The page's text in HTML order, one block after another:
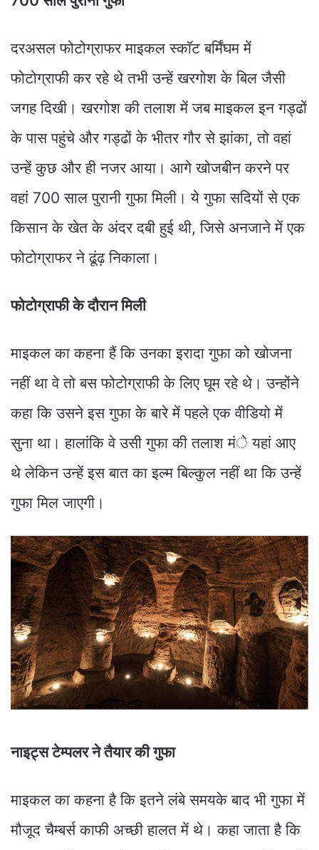
दरअसल फोटोग्राफर माइकल स्काॅट बर्मिंघम में
फोटोग्राफी कर रहे थे तभी उन्हें खरगोश के बिल जैसी
जगह दिखी। खरगोश की तलाश में जब माइकल इन गड्ढों
के पास पहुंचे और गड्ढों के भीतर गौर से झांका, तो वहां
उन्हें कुछ और ही नजर आया। आगे खोजबीन करने पर
वहां 700 साल पुरानी गुफा मिली। ये गुफा सदियों से एक
किसान के खेत के अंदर दबी हुई थी, जिसे अनजाने में एक
फोटोग्राफर ने ढूंढ़ निकाला।
फोटोग्राफी के दौरान मिली
माइकल का कहना हैं कि उनका इरादा गुफा को खोजना
नहीं था वे तो बस फोटोग्राफी के लिए घूम रहे थे। उन्होंने
कहा कि उसने इस गुफा के बारे में पहले एक वीडियो में
सुना था। हालांकि वे उसी गुफा की तलाश मंे यहां आए
थे लेकिन उन्हें इस बात का इल्म बिल्कुल नहीं था कि उन्हें
गुफा मिल जाएगी।
नाइट्स टेम्पलर ने तैयार की गुफा
माइकल का कहना है कि इतने लंबे समयके बाद भी गुफा में
मौजूद चैम्बर्स काफी अच्छी हालत में थे। कहा जाता है कि